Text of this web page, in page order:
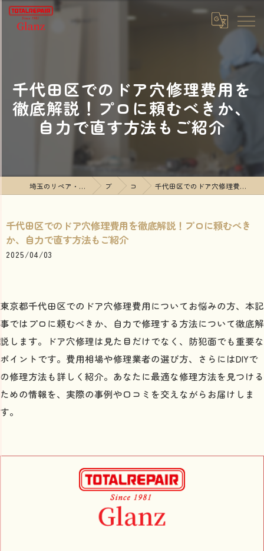
千代田区でのドア穴修理費用を
徹底解説！プロに頼むべきか、
自力で直す方法もご紹介
埼玉のリペア・リフォームならTOTALREPAIR Glanz ブログ コラム 千代田区でのドア穴修理費用を徹底解説！プロに頼むべきか、自力で直す方法もご紹介
千代田区でのドア穴修理費用を徹底解説！プロに頼むべき
か、自力で直す方法もご紹介
2025/04/03
東京都千代田区でのドア穴修理費用についてお悩みの方、本記
事ではプロに頼むべきか、自力で修理する方法について徹底解
説します。ドア穴修理は見た目だけでなく、防犯面でも重要な
ポイントです。費用相場や修理業者の選び方、さらにはDIYで
の修理方法も詳しく紹介。あなたに最適な修理方法を見つける
ための情報を、実際の事例や口コミを交えながらお届けしま
す。